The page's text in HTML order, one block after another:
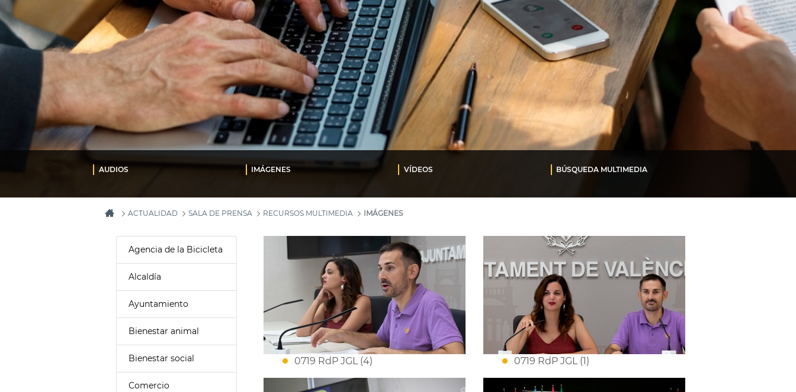
AUDIOS IMÁGENES VÍDEOS BÚSQUEDA MULTIMEDIA
ACTUALIDAD SALA DE PRENSA RECURSOS MULTIMEDIA IMÁGENES
Agencia de la Bicicleta
Alcaldía
Ayuntamiento
Bienestar animal
Bienestar social
Comercio
0719 RdP JGL (4) 0719 RdP JGL (1)